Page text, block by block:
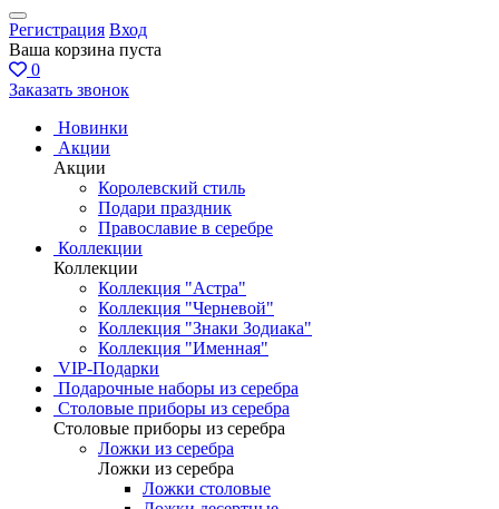
Регистрация Вход
Ваша корзина пуста
0
Заказать звонок
Новинки
Акции
Акции
Королевский стиль
Подари праздник
Православие в серебре
Коллекции
Коллекции
Коллекция "Астра"
Коллекция "Черневой"
Коллекция "Знаки Зодиака"
Коллекция "Именная"
VIP-Подарки
Подарочные наборы из серебра
Столовые приборы из серебра
Столовые приборы из серебра
Ложки из серебра
Ложки из серебра
Ложки столовые